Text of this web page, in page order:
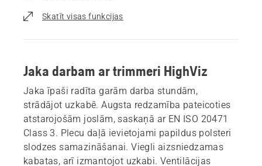
Skatīt visas funkcijas
Jaka darbam ar trimmeri HighViz
Jaka īpaši radīta garām darba stundām,
strādājot uzkabē. Augsta redzamība pateicoties
atstarojošām joslām, saskaņā ar EN ISO 20471
Class 3. Plecu daļā ievietojami papildus polsteri
slodzes samazināšanai. Viegli aizsniedzamas
kabatas, arī izmantojot uzkabi. Ventilācijas